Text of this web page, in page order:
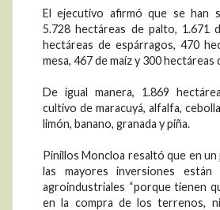
El ejecutivo afirmó que se han
5.728 hectáreas de palto, 1.671
hectáreas de espárragos, 470
mesa, 467 de maíz y 300 hectáreas
De igual manera, 1.869
cultivo de maracuyá, alfalfa,
limón, banano, granada y piña.
Pinillos Moncloa resaltó que en
las mayores inversiones están
agroindustriales “porque tienen
en la compra de los terrenos,